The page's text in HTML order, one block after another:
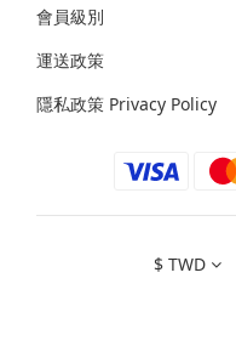
會員級別
運送政策
隱私政策 Privacy Policy
$ TWD